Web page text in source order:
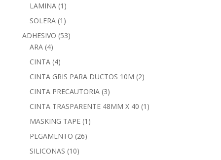
LAMINA (1)
SOLERA (1)
ADHESIVO (53)
ARA (4)
CINTA (4)
CINTA GRIS PARA DUCTOS 10M (2)
CINTA PRECAUTORIA (3)
CINTA TRASPARENTE 48MM X 40 (1)
MASKING TAPE (1)
PEGAMENTO (26)
SILICONAS (10)